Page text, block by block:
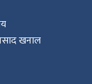
खनाल